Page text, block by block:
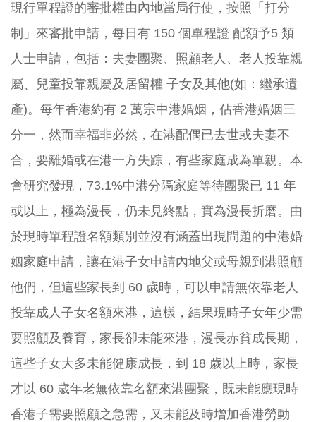
現行單程證的審批權由內地當局行使，按照「打分
制」來審批申請，每日有 150 個單程證 配額予5 類
人士申請，包括：夫妻團聚、照顧老人、老人投靠親
屬、兒童投靠親屬及居留權 子女及其他(如：繼承遺
產)。每年香港約有 2 萬宗中港婚姻，佔香港婚姻三
分一，然而幸福非必然，在港配偶已去世或夫妻不
合，要離婚或在港一方失踪，有些家庭成為單親。本
會研究發現，73.1%中港分隔家庭等待團聚已 11 年
或以上，極為漫長，仍未見終點，實為漫長折磨。由
於現時單程證名額類別並沒有涵蓋出現問題的中港婚
姻家庭申請，讓在港子女申請內地父或母親到港照顧
他們，但這些家長到 60 歲時，可以申請無依靠老人
投靠成人子女名額來港，這樣，結果現時子女年少需
要照顧及養育，家長卻未能來港，漫長赤貧成長期，
這些子女大多未能健康成長，到 18 歲以上時，家長
才以 60 歳年老無依靠名額來港團聚，既未能應現時
香港子需要照顧之急需，又未能及時增加香港勞動